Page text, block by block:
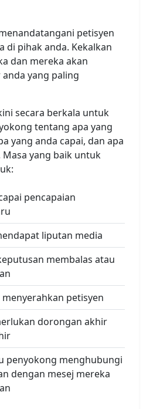
petisyen
di pihak anda. Kekalkan
dan mereka akan
yang paling
secara berkala untuk
tentang apa yang
yang anda capai, dan apa
yang baik untuk
pencapaian
liputan media
membalas atau
petisyen
dorongan akhir
penyokong menghubungi
dengan mesej mereka